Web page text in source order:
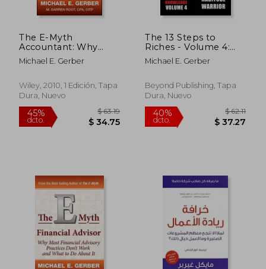
45% 40%
The E-Myth
Accountant: Why
Most Accounting
Practices Don't Work
About It (en Inglés)
Michael E. Gerber
Wiley, 2010, 1 Edición, Tapa
Dura, Nuevo
The 13 Steps to
Riches - Volume 4:
Habitude Warrior
Special Edition
Knowledge with
Michael E. Gerber (en
Michael E. Gerber
Beyond Publishing, Tapa
Dura, Nuevo